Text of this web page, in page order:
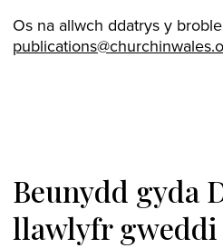
Os na allwch ddatrys y
Beunydd gyda
llawlyfr